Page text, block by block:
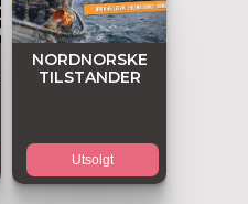
NORDNORSKE
TILSTANDER
Utsolgt